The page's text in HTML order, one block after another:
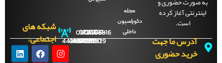
اینترنتی آغاز کرده
دکوراسیون
آدرس ما جهت
خرید حضوری
09121996816
021-
44288929
021-
44288700
021-
44288701
021-
44288702
شبکه های
اجتماعی: